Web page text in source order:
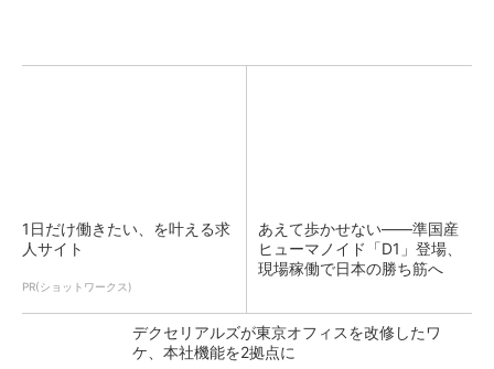
1日だけ働きたい、を叶える求
人サイト
PR(ショットワークス)
あえて歩かせない――準国産
ヒューマノイド「D1」登場、
現場稼働で日本の勝ち筋へ
デクセリアルズが東京オフィスを改修したワ
ケ、本社機能を2拠点に